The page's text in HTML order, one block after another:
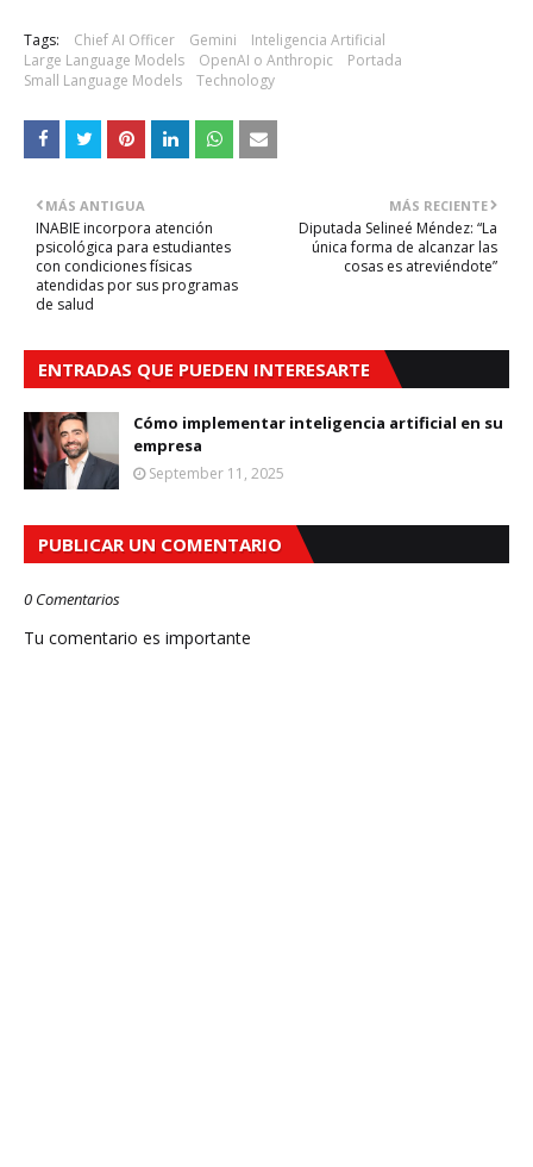
Tags: Chief AI Officer Gemini
Inteligencia Artificial
Large Language Models
OpenAI o Anthropic
Portada
Small Language Models
Technology
MÁS RECIENTE
Diputada Selineé Méndez: “La
única forma de alcanzar las
cosas es atreviéndote”
MÁS ANTIGUA
INABIE incorpora atención
psicológica para estudiantes
con condiciones físicas
atendidas por sus programas
de salud
ENTRADAS QUE PUEDEN INTERESARTE
Cómo implementar inteligencia artificial en su
empresa
September 11, 2025
PUBLICAR UN COMENTARIO
0 Comentarios
Tu comentario es importante